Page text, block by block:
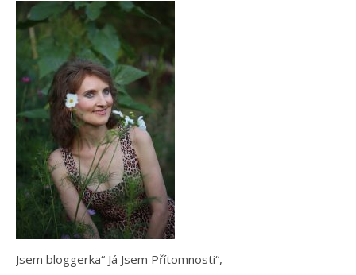
Jsem bloggerka“ Já Jsem Přítomnosti“,